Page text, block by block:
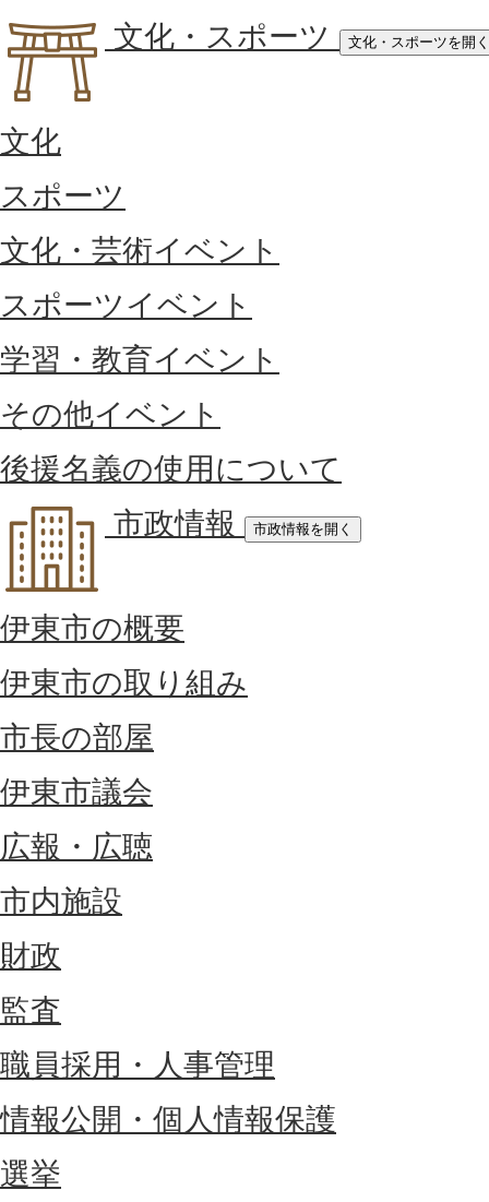
文化・スポーツ
文化・スポーツを開く
文化
スポーツ
文化・芸術イベント
スポーツイベント
学習・教育イベント
その他イベント
後援名義の使用について
市政情報
市政情報を開く
伊東市の概要
伊東市の取り組み
市長の部屋
伊東市議会
広報・広聴
市内施設
財政
監査
職員採用・人事管理
情報公開・個人情報保護
選挙